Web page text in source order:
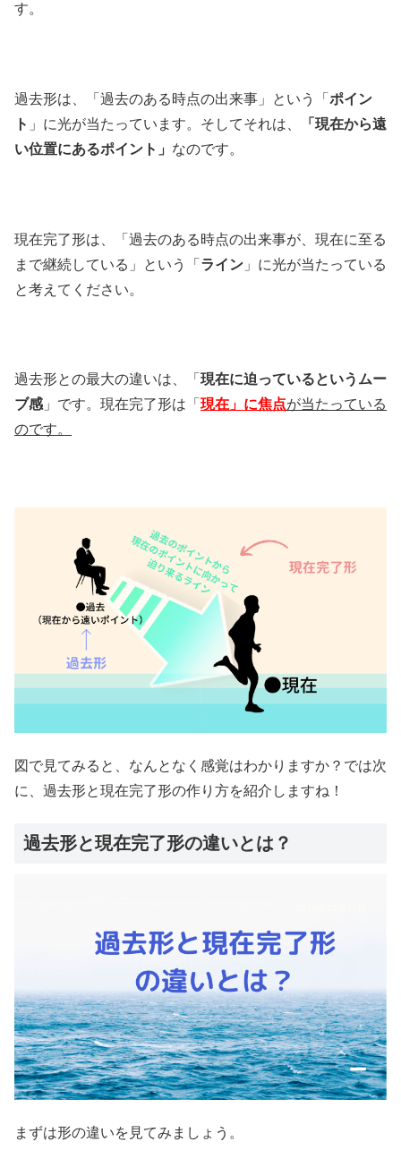
す。
過去形は、「過去のある時点の出来事」という「 ポイン
ト 」に光が当たっています。そしてそれは、
「現在から遠
い位置にあるポイント」 なのです。
現在完了形は、「過去のある時点の出来事が、現在に至る
まで継続している」という「 ライン 」に光が当たっている
と考えてください。
過去形との最大の違いは、「 現在に迫っているというムー
ブ感」です。現在完了形は「 現在」に焦点が当たっている
のです。
図で見てみると、なんとなく感覚はわかりますか？では次
に、過去形と現在完了形の作り方を紹介しますね！
過去形と現在完了形の違いとは？
まずは形の違いを見てみましょう。